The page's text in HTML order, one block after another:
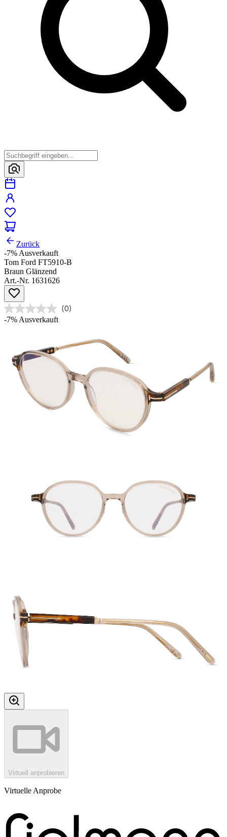
Zurück
-7%Ausverkauft
Tom Ford FT5910-B
Braun Glänzend
Art.-Nr. 1631626
(0)
-7%Ausverkauft
Virtuell anprobieren
Virtuelle Anprobe